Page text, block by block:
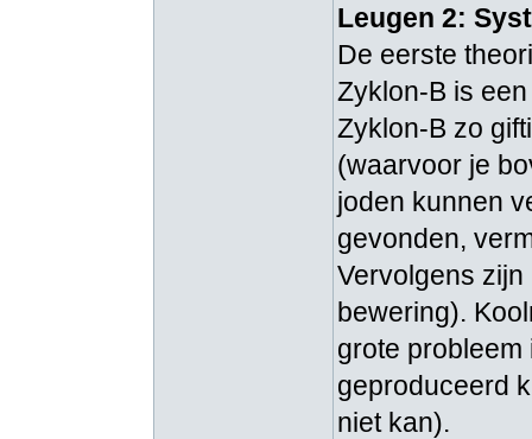
Leugen 2:
De eerste
Zyklon-B is
Zyklon-B zo
(waarvoor je
joden kunnen
gevonden,
Vervolgens
bewering).
grote
geproduceerd
niet kan).